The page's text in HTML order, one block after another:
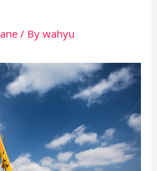
/ Bywahyu